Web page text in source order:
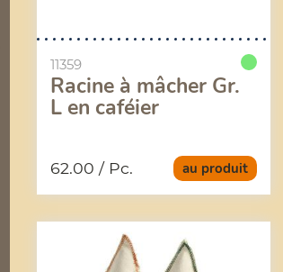
11359
Racine à mâcher Gr.
L en caféier
au produit
62.00 / Pc.